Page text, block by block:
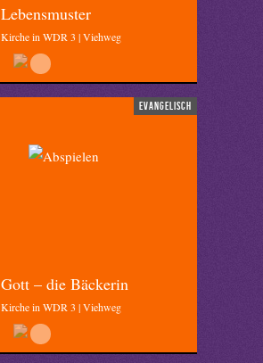
Lebensmuster
Kirche in WDR 3 | Viehweg
evangelisch
Gott – die Bäckerin
Kirche in WDR 3 | Viehweg